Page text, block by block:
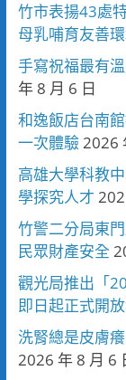
竹市表揚43處
母乳哺育友善
手寫祝福最有
年 8 月 6 日
和逸飯店台南
一次體驗2026
高雄大學科教
學探究人才
竹警二分局東
民眾財產安全
觀光局推出「
即日起正式開
洗腎總是皮膚
2026 年 8 月 6